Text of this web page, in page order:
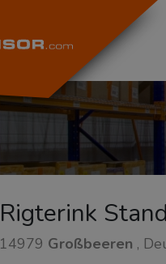
Rigterink
14979 Großbeeren ,